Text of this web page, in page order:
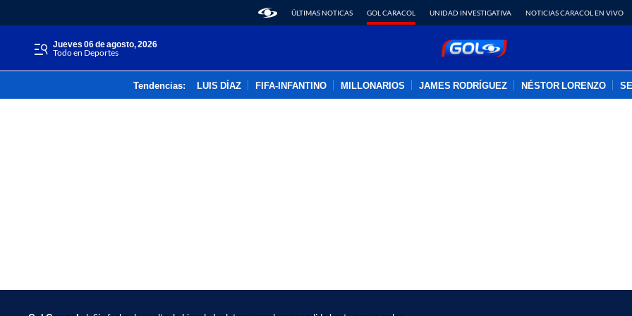
ÚLTIMAS NOTICAS GOL CARACOL UNIDAD INVESTIGATIVA NOTICIAS CARACOL EN VIVO
jueves 06 de agosto, 2026
Todo en Deportes
Tendencias: LUIS DÍAZ FIFA-INFANTINO MILLONARIOS JAMES RODRÍGUEZ NÉSTOR LORENZO